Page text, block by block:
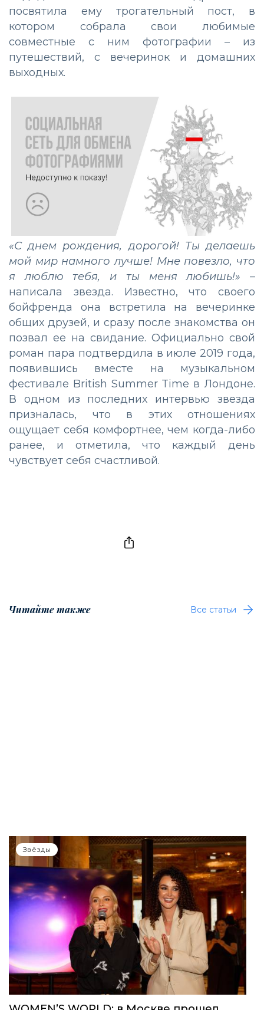
посвятила ему трогательный пост, в
котором собрала свои любимые
совместные с ним фотографии – из
путешествий, с вечеринок и домашних
выходных.
«С днем рождения, дорогой! Ты делаешь
мой мир намного лучше! Мне повезло, что
я люблю тебя, и ты меня любишь!» –
написала звезда. Известно, что своего
бойфренда она встретила на вечеринке
общих друзей, и сразу после знакомства он
позвал ее на свидание. Официально свой
роман пара подтвердила в июле 2019 года,
появившись вместе на музыкальном
фестивале British Summer Time в Лондоне.
В одном из последних интервью звезда
призналась, что в этих отношениях
ощущает себя комфортнее, чем когда-либо
ранее, и отметила, что каждый день
чувствует себя счастливой.
Читайте также Все статьи
Звёзды